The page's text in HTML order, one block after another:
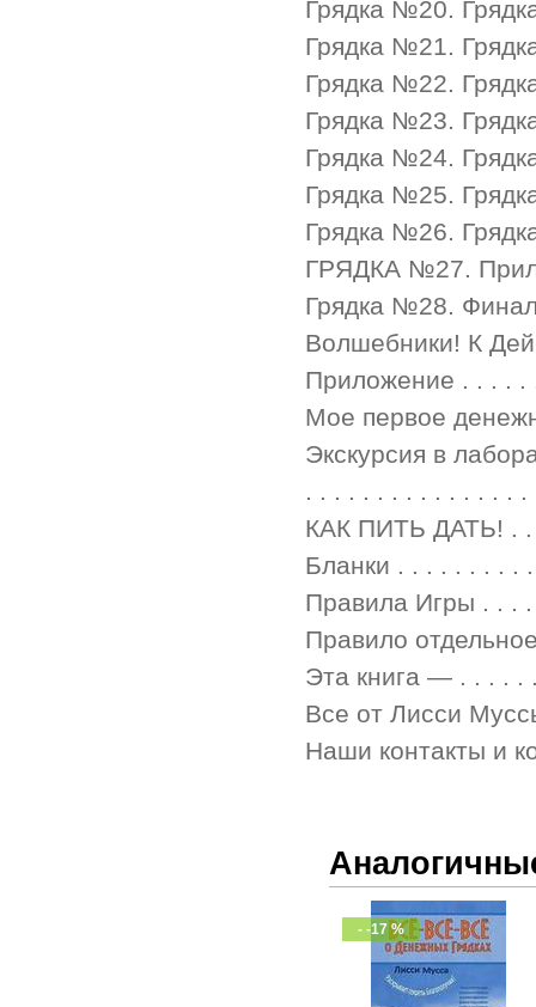
Грядка №20.
Грядка №21.
Грядка №22.
Грядка №23.
Грядка №24.
Грядка №25.
Грядка №26.
ГРЯДКА №27.
Грядка №28.
Волшебники! К
Приложение . . . . .
Мое первое
Экскурсия в
. . . . . . . . . . . . . . .
КАК ПИТЬ ДАТЬ! . .
Бланки . . . . . . . . .
Правила Игры . . .
Правило
Эта книга — . . . . .
Все от Лисси
Наши контакты и
- -17 %